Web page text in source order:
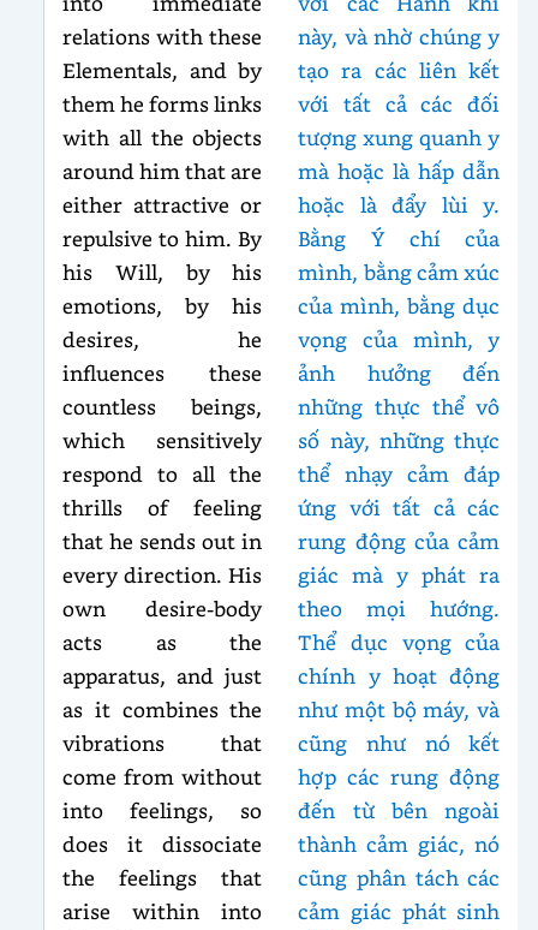
relations with these
Elementals, and by
them he forms links
with all the objects
around him that are
either attractive or
repulsive to him. By
his Will, by his
emotions, by his
desires, he
influences these
countless beings,
which sensitively
respond to all the
thrills of feeling
that he sends out in
every direction. His
own desire-body
acts as the
apparatus, and just
as it combines the
vibrations that
come from without
into feelings, so
does it dissociate
the feelings that
arise within into
này, và nhờ chúng y
tạo ra các liên kết
với tất cả các đối
tượng xung quanh y
mà hoặc là hấp dẫn
hoặc là đẩy lùi y.
Bằng Ý chí của
mình, bằng cảm xúc
của mình, bằng dục
vọng của mình, y
ảnh hưởng đến
những thực thể vô
số này, những thực
thể nhạy cảm đáp
ứng với tất cả các
rung động của cảm
giác mà y phát ra
theo mọi hướng.
Thể dục vọng của
chính y hoạt động
như một bộ máy, và
cũng như nó kết
hợp các rung động
đến từ bên ngoài
thành cảm giác, nó
cũng phân tách các
cảm giác phát sinh